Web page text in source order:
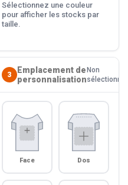
Sélectionnez une couleur
pour afficher les stocks par
taille.
3
Emplacement de
personnalisation
Non
sélectionné
Face Dos